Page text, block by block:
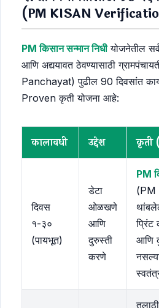
(PM KISAN
PM किसान सन्मान निधीयोजनेतील
आणि अद्ययावत ठेवण्यासाठी
Panchayat) पुढील 90 दिवसांत काय
Proven कृती योजना आहे:
कालावधी उद्देश कृती
दिवस
१-३०
(पायभूत)
डेटा
ओळखणे
आणि
दुरुस्ती
करणे
PM
(PM
प्रिंट
आणि